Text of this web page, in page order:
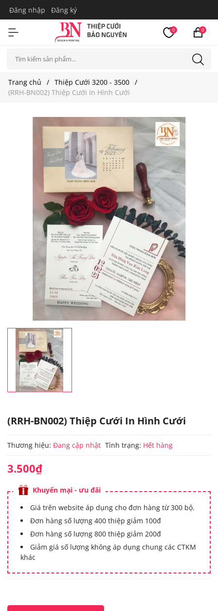
Đăng nhập Đăng ký
0 0
Trang chủ
Thiệp Cưới 3200 - 3500
(RRH-BN002) Thiệp Cưới In Hình Cưới
(RRH-BN002) Thiệp Cưới In Hình Cưới
Thương hiệu: Đang cập nhật Tình trạng: Hết hàng
3.500₫
Khuyến mại - ưu đãi
Giá trên website áp dụng cho đơn hàng từ 300 bộ.
Đơn hàng số lượng 400 thiệp giảm 100đ
Đơn hàng số lượng 800 thiệp giảm 200đ
Giảm giá số lượng không áp dụng chung các CTKM
khác